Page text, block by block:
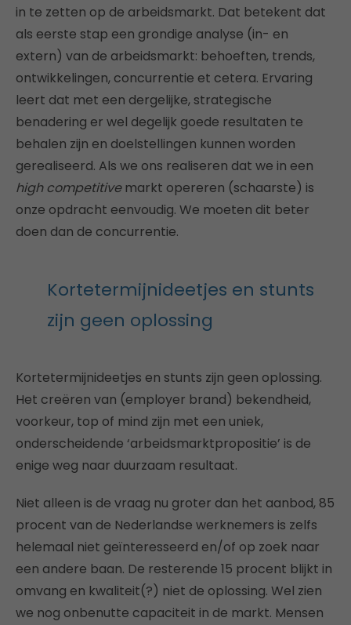
in te zetten op de arbeidsmarkt. Dat betekent dat
als eerste stap een grondige analyse (in- en
extern) van de arbeidsmarkt: behoeften, trends,
ontwikkelingen, concurrentie et cetera. Ervaring
leert dat met een dergelijke, strategische
benadering er wel degelijk goede resultaten te
behalen zijn en doelstellingen kunnen worden
gerealiseerd. Als we ons realiseren dat we in een
high competitivemarkt opereren (schaarste) is
onze opdracht eenvoudig. We moeten dit beter
doen dan de concurrentie.
Kortetermijnideetjes en stunts
zijn geen oplossing
Kortetermijnideetjes en stunts zijn geen oplossing.
Het creëren van (employer brand) bekendheid,
voorkeur, top of mind zijn met een uniek,
onderscheidende ‘arbeidsmarktpropositie’ is de
enige weg naar duurzaam resultaat.
Niet alleen is de vraag nu groter dan het aanbod, 85
procent van de Nederlandse werknemers is zelfs
helemaal niet geïnteresseerd en/of op zoek naar
een andere baan. De resterende 15 procent blijkt in
omvang en kwaliteit(?) niet de oplossing. Wel zien
we nog onbenutte capaciteit in de markt. Mensen